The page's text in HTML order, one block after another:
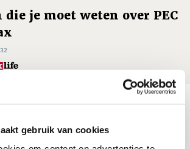
gebruik van cookies
je moet weten over PEC
met welke formatie begin